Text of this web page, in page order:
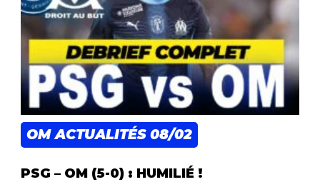
OM ACTUALITÉS08/02
PSG – OM (5-0) : HUMILIÉ !